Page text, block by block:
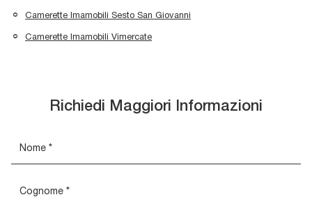
Camerette Imamobili Sesto San Giovanni
Camerette Imamobili Vimercate
Richiedi Maggiori Informazioni